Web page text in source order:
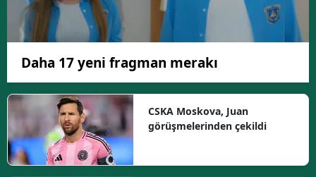
Daha 17 yeni fragman merakı
CSKA Moskova, Juan
görüşmelerinden çekildi